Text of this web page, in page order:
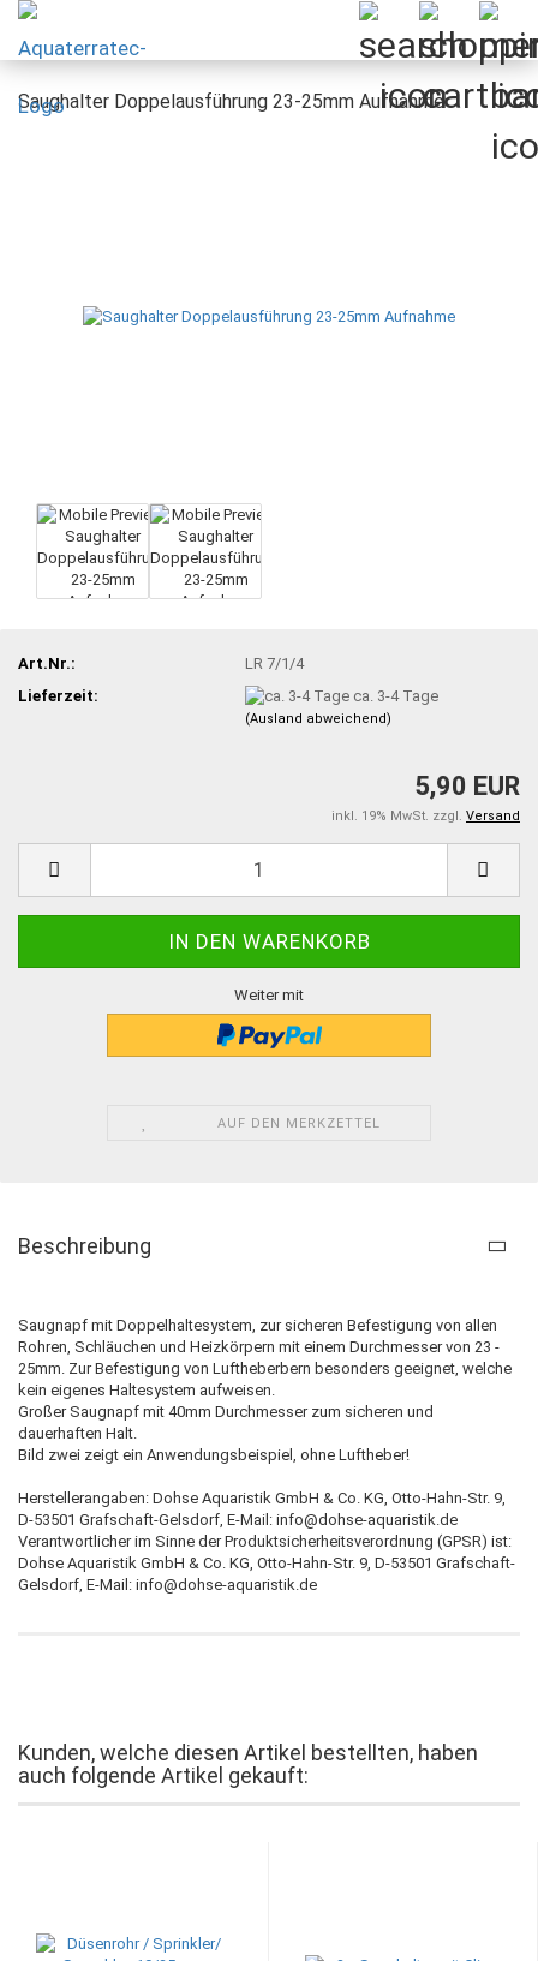
Saughalter Doppelausführung 23-25mm Aufnahme
Art.Nr.:
LR 7/1/4
Lieferzeit:
ca. 3-4 Tage
(Ausland abweichend)
5,90 EUR
inkl. 19% MwSt. zzgl. Versand
Weiter mit
AUF DEN MERKZETTEL
Beschreibung
Saugnapf mit Doppelhaltesystem, zur sicheren Befestigung von allen
Rohren, Schläuchen und Heizkörpern mit einem Durchmesser von 23 -
25mm. Zur Befestigung von Luftheberbern besonders geeignet, welche
kein eigenes Haltesystem aufweisen.
Großer Saugnapf mit 40mm Durchmesser zum sicheren und
dauerhaften Halt.
Bild zwei zeigt ein Anwendungsbeispiel, ohne Luftheber!
Herstellerangaben: Dohse Aquaristik GmbH & Co. KG, Otto-Hahn-Str. 9,
D-53501 Grafschaft-Gelsdorf, E-Mail: info@dohse-aquaristik.de
Verantwortlicher im Sinne der Produktsicherheitsverordnung (GPSR) ist:
Dohse Aquaristik GmbH & Co. KG, Otto-Hahn-Str. 9, D-53501 Grafschaft-
Gelsdorf, E-Mail: info@dohse-aquaristik.de
Kunden, welche diesen Artikel bestellten, haben
auch folgende Artikel gekauft: